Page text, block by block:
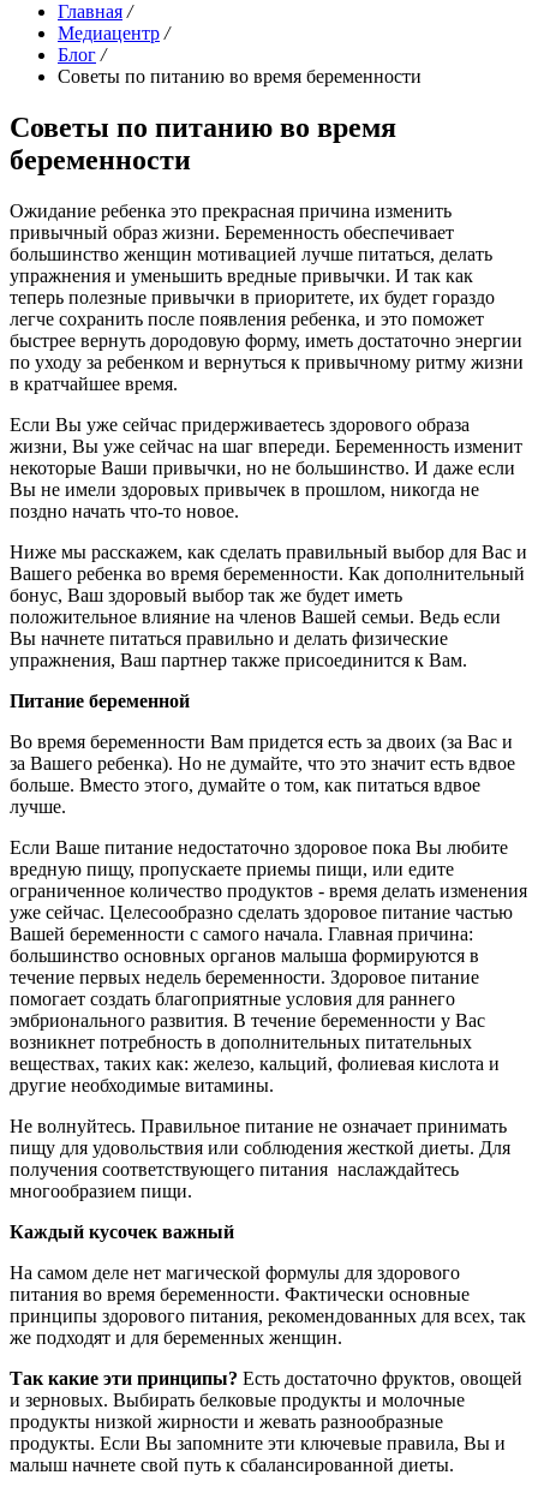
Главная /
Медиацентр /
Блог /
Советы по питанию во время беременности
Советы по питанию во время
беременности
Ожидание ребенка это прекрасная причина изменить
привычный образ жизни. Беременность обеспечивает
большинство женщин мотивацией лучше питаться, делать
упражнения и уменьшить вредные привычки. И так как
теперь полезные привычки в приоритете, их будет гораздо
легче сохранить после появления ребенка, и это поможет
быстрее вернуть дородовую форму, иметь достаточно энергии
по уходу за ребенком и вернуться к привычному ритму жизни
в кратчайшее время.
Если Вы уже сейчас придерживаетесь здорового образа
жизни, Вы уже сейчас на шаг впереди. Беременность изменит
некоторые Ваши привычки, но не большинство. И даже если
Вы не имели здоровых привычек в прошлом, никогда не
поздно начать что-то новое.
Ниже мы расскажем, как сделать правильный выбор для Вас и
Вашего ребенка во время беременности. Как дополнительный
бонус, Ваш здоровый выбор так же будет иметь
положительное влияние на членов Вашей семьи. Ведь если
Вы начнете питаться правильно и делать физические
упражнения, Ваш партнер также присоединится к Вам.
Питание беременной
Во время беременности Вам придется есть за двоих (за Вас и
за Вашего ребенка). Но не думайте, что это значит есть вдвое
больше. Вместо этого, думайте о том, как питаться вдвое
лучше.
Если Ваше питание недостаточно здоровое пока Вы любите
вредную пищу, пропускаете приемы пищи, или едите
ограниченное количество продуктов - время делать изменения
уже сейчас. Целесообразно сделать здоровое питание частью
Вашей беременности с самого начала. Главная причина:
большинство основных органов малыша формируются в
течение первых недель беременности. Здоровое питание
помогает создать благоприятные условия для раннего
эмбрионального развития. В течение беременности у Вас
возникнет потребность в дополнительных питательных
веществах, таких как: железо, кальций, фолиевая кислота и
другие необходимые витамины.
Не волнуйтесь. Правильное питание не означает принимать
пищу для удовольствия или соблюдения жесткой диеты. Для
получения соответствующего питания наслаждайтесь
многообразием пищи.
Каждый кусочек важный
На самом деле нет магической формулы для здорового
питания во время беременности. Фактически основные
принципы здорового питания, рекомендованных для всех, так
же подходят и для беременных женщин.
Так какие эти принципы? Есть достаточно фруктов, овощей
и зерновых. Выбирать белковые продукты и молочные
продукты низкой жирности и жевать разнообразные
продукты. Если Вы запомните эти ключевые правила, Вы и
малыш начнете свой путь к сбалансированной диеты.